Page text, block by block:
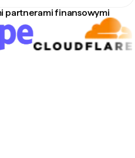
partnerami finansowymi